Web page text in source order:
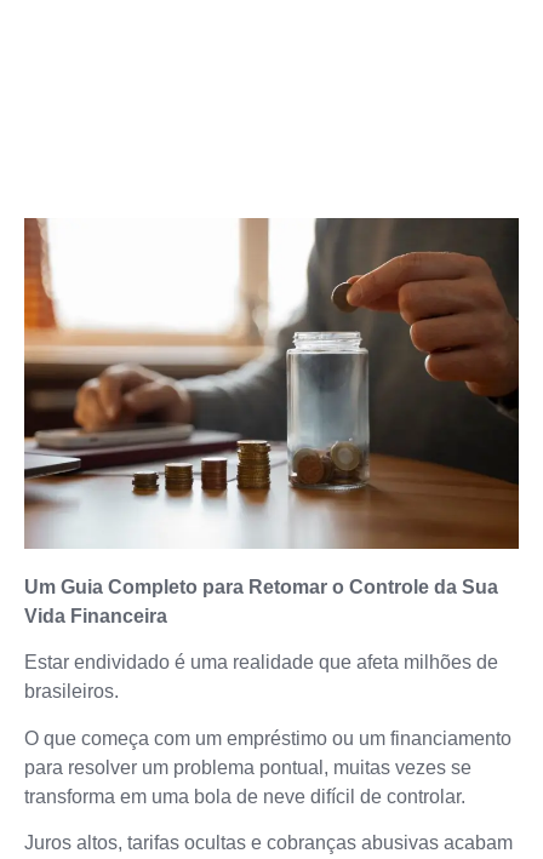
Um Guia Completo para Retomar o Controle da Sua
Vida Financeira
Estar endividado é uma realidade que afeta milhões de
brasileiros.
O que começa com um empréstimo ou um financiamento
para resolver um problema pontual, muitas vezes se
transforma em uma bola de neve difícil de controlar.
Juros altos, tarifas ocultas e cobranças abusivas acabam